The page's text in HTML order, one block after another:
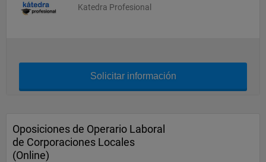
Katedra Profesional
Solicitar información
Oposiciones de Operario Laboral
de Corporaciones Locales
(Online)